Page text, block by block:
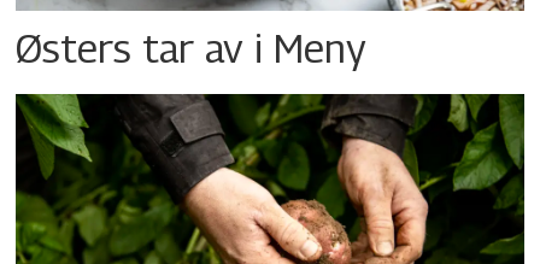
Østers tar av i Meny